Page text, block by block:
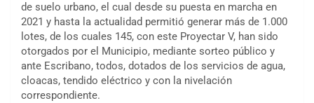
de suelo urbano, el cual desde su puesta en marcha en
2021 y hasta la actualidad permitió generar más de 1.000
lotes, de los cuales 145, con este Proyectar V, han sido
otorgados por el Municipio, mediante sorteo público y
ante Escribano, todos, dotados de los servicios de agua,
cloacas, tendido eléctrico y con la nivelación
correspondiente.